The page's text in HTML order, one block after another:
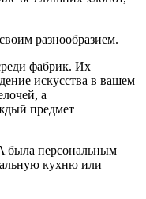
разнообразием.
фабрик. Их
искусства в вашем
а
предмет
была персональным
кухню или